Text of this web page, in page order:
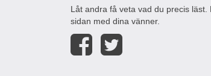
Låt andra få veta vad du precis läst.
sidan med dina vänner.